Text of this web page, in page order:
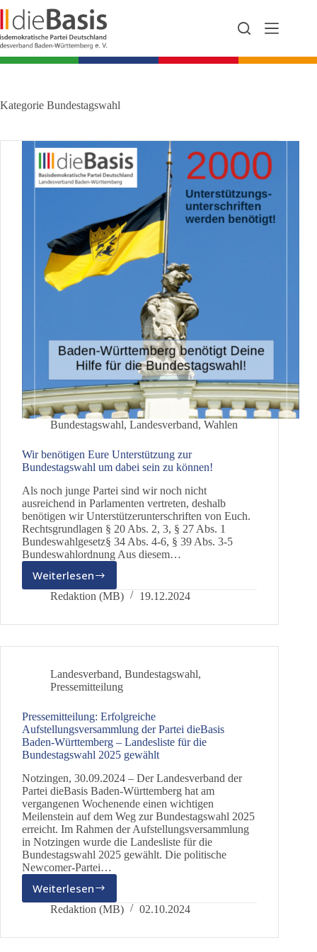
Inhalt
springen
Kategorie Bundestagswahl
Bundestagswahl, Landesverband, Wahlen
Wir benötigen Eure Unterstützung zur
Bundestagswahl um dabei sein zu können!
Als noch junge Partei sind wir noch nicht
ausreichend in Parlamenten vertreten, deshalb
benötigen wir Unterstützerunterschriften von Euch.
Rechtsgrundlagen § 20 Abs. 2, 3, § 27 Abs. 1
Bundeswahlgesetz§ 34 Abs. 4-6, § 39 Abs. 3-5
Bundeswahlordnung Aus diesem…
Weiterlesen
Wir
benötigen
Unterstützung
dabei
sein
können!
Redaktion (MB) 19.12.2024
Landesverband, Bundestagswahl,
Pressemitteilung
Pressemitteilung: Erfolgreiche
Aufstellungsversammlung der Partei dieBasis
Baden-Württemberg – Landesliste für die
Bundestagswahl 2025 gewählt
Notzingen, 30.09.2024 – Der Landesverband der
Partei dieBasis Baden-Württemberg hat am
vergangenen Wochenende einen wichtigen
Meilenstein auf dem Weg zur Bundestagswahl 2025
erreicht. Im Rahmen der Aufstellungsversammlung
in Notzingen wurde die Landesliste für die
Bundestagswahl 2025 gewählt. Die politische
Newcomer-Partei…
WeiterlesenPressemitteilung:
Erfolgreiche
der
Redaktion (MB) 02.10.2024